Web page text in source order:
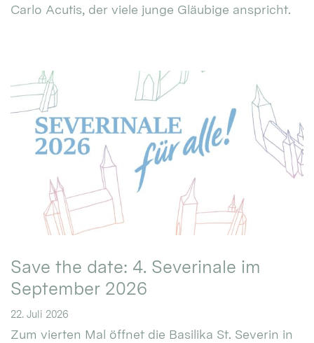
Carlo Acutis, der viele junge Gläubige anspricht.
Save the date: 4. Severinale im
September 2026
22. Juli 2026
Zum vierten Mal öffnet die Basilika St. Severin in